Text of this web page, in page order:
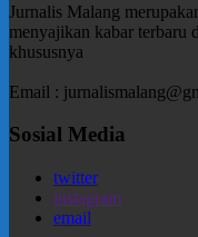
Jurnalis Malang
menyajikan kabar terbaru
khususnya
Email :
Sosial Media
twitter
instagram
email